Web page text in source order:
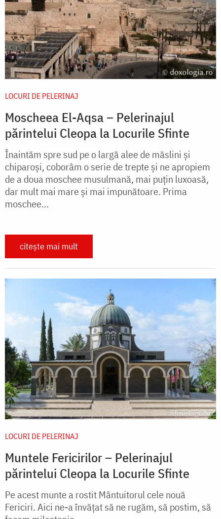
LOCURI DE PELERINAJ
Moscheea El-Aqsa – Pelerinajul
părintelui Cleopa la Locurile Sfinte
Înaintăm spre sud pe o largă alee de măslini și
chiparoși, coborâm o serie de trepte și ne apropiem
de a doua moschee musulmană, mai puțin luxoasă,
dar mult mai mare și mai impunătoare. Prima
moschee...
citește mai mult
LOCURI DE PELERINAJ
Muntele Fericirilor – Pelerinajul
părintelui Cleopa la Locurile Sfinte
Pe acest munte a rostit Mântuitorul cele nouă
Fericiri. Aici ne-a învățat să ne rugăm, să postim, să